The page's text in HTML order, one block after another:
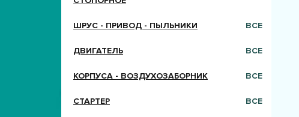
ВСЕ
ШРУС - ПРИВОД - ПЫЛЬНИКИ
ВСЕ
ДВИГАТЕЛЬ
ВСЕ
КОРПУСА - ВОЗДУХОЗАБОРНИК
ВСЕ
СТАРТЕР